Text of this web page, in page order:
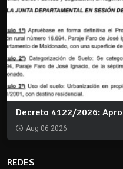
Decreto 4122/2026:
Aug 06 2026
REDES